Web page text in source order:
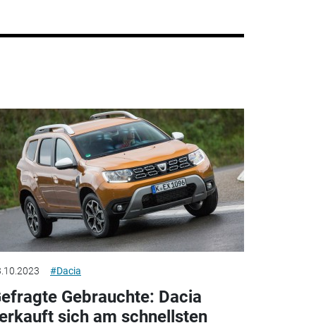
#Dacia
Gebrauchte: Dacia
sich am schnellsten